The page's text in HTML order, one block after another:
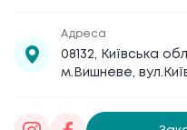
Адреса
08132, Київська
м.Вишневе,